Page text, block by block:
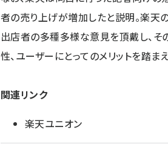
者の売り上げが増加したと説明。楽天
出店者の多種多様な意見を頂戴し、そ
性、ユーザーにとってのメリットを踏ま
関連リンク
楽天ユニオン